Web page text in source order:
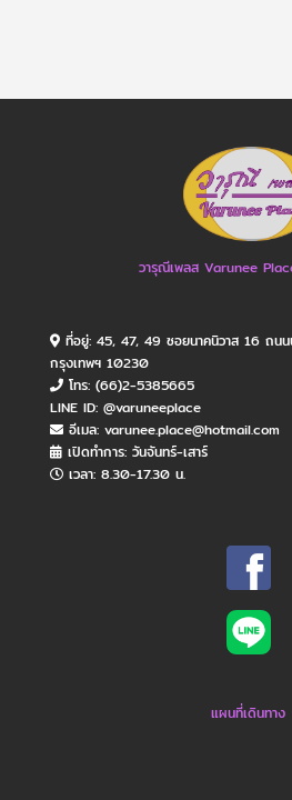
วารุณีเพลส Varunee
ที่อยู่: 45, 47, 49 ซอยนาคนิวาส 16 ถนน
กรุงเทพฯ 10230
โทร: (66)2-5385665
LINE ID: @varuneeplace
อีเมล: varunee.place@hotmail.com
เปิดทำการ: วันจันทร์​-เสาร์
เวลา: 8.30-17.30 น.
แผนที่เดินทาง